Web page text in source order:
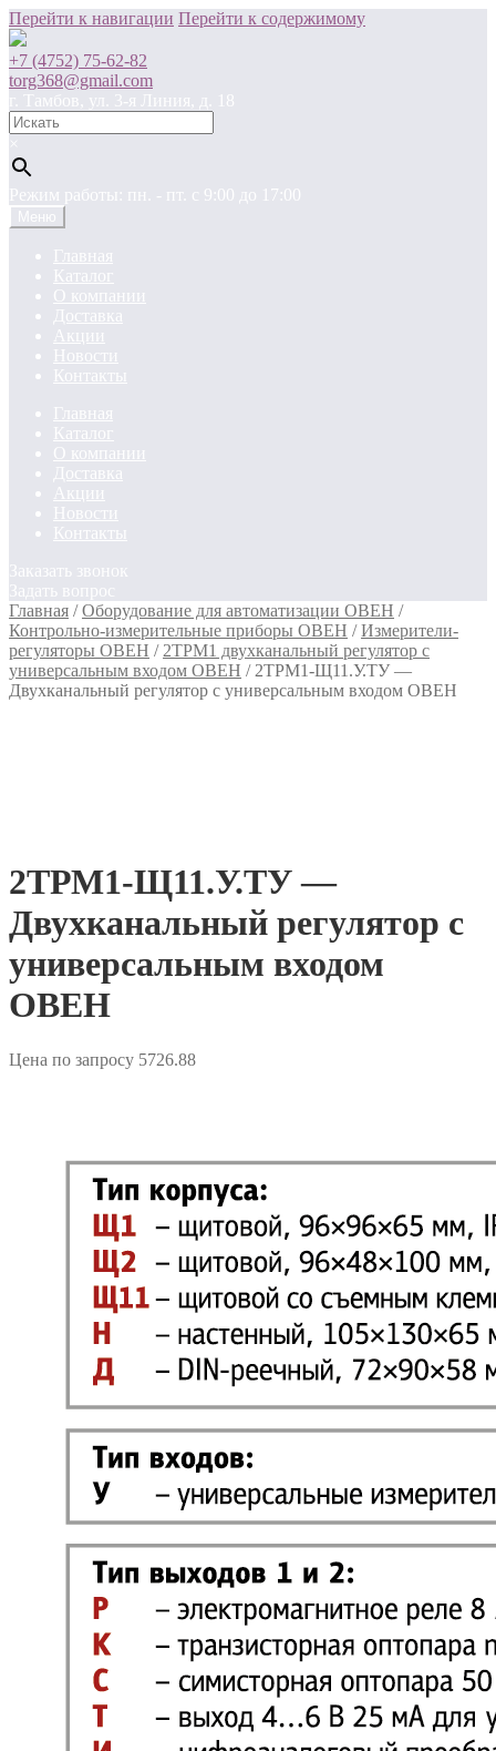
Перейти к навигации Перейти к содержимому
+7 (4752) 75-62-82
torg368@gmail.com
г. Тамбов, ул. 3-я Линия, д. 18
×
Режим работы: пн. - пт. c 9:00 до 17:00
Меню
Главная
Каталог
О компании
Доставка
Акции
Новости
Контакты
Главная
Каталог
О компании
Доставка
Акции
Новости
Контакты
Заказать звонок
Задать вопрос
Главная /Оборудование для автоматизации ОВЕН /
Контрольно-измерительные приборы ОВЕН /Измерители-
регуляторы ОВЕН / 2ТРМ1 двухканальный регулятор с
универсальным входом ОВЕН / 2ТРМ1-Щ11.У.ТУ —
Двухканальный регулятор с универсальным входом ОВЕН
2ТРМ1-Щ11.У.ТУ —
Двухканальный регулятор с
универсальным входом
ОВЕН
Цена по запросу 5726.88